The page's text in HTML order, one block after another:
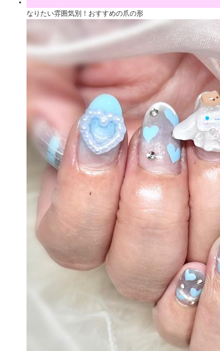
なりたい雰囲気別！おすすめの爪の形